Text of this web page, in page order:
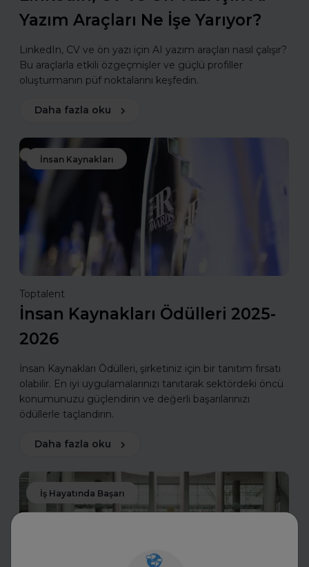
Yazım Araçları Ne İşe Yarıyor?
LinkedIn, CV ve ön yazı için AI yazım araçları nasıl çalışır?
Bu araçlarla etkili özgeçmişler ve güçlü profiller
oluşturmanın püf noktalarını keşfedin.
Daha fazla oku
İnsan Kaynakları
Toptalent
İnsan Kaynakları Ödülleri 2025-
2026
İnsan Kaynakları Ödülleri, şirketiniz için bir tanıtım fırsatı
olabilir. En iyi uygulamalarınızı tanıtarak sektördeki öncü
konumunuzu güçlendirin ve değerli başarılarınızı
ödüllerle taçlandırın.
Daha fazla oku
İş Hayatında Başarı